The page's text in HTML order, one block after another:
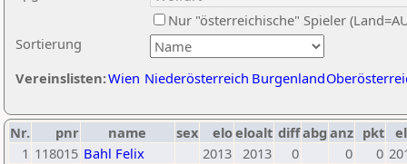
Sortierung
Nur "österreichische" Spieler
Vereinslisten:Wien Niederösterreich Burgenland
Nr. pnr name sex eloeloalt diffabg anz pkt
1 118015 Bahl Felix 2013 2013 0 0 0